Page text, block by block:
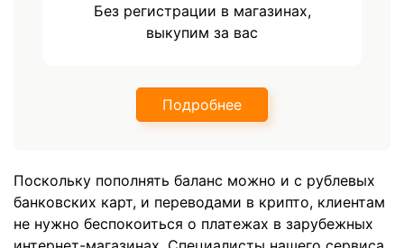
Без регистрации в магазинах,
выкупим за вас
Подробнее
Поскольку пополнять баланс можно и с рублевых
банковских карт, и переводами в крипто, клиентам
не нужно беспокоиться о платежах в зарубежных